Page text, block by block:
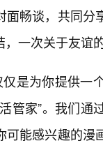
面畅谈，共同
一次关于友谊
仅是为你提供
管家”。我们
可能感兴趣的